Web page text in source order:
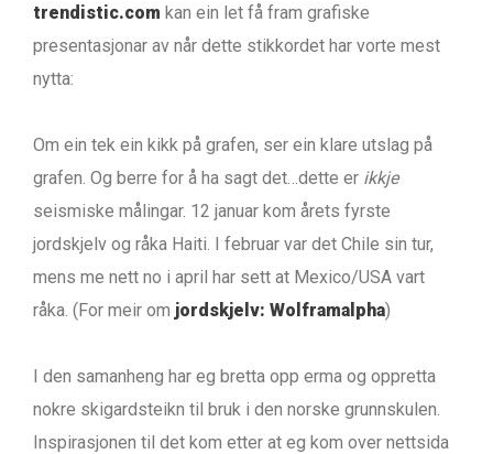
trendistic.com kan ein let få fram grafiske
presentasjonar av når dette stikkordet har vorte mest
nytta:
Om ein tek ein kikk på grafen, ser ein klare utslag på
grafen. Og berre for å ha sagt det…dette er ikkje
seismiske målingar. 12 januar kom årets fyrste
jordskjelv og råka Haiti. I februar var det Chile sin tur,
mens me nett no i april har sett at Mexico/USA vart
råka. (For meir om jordskjelv: Wolframalpha)
I den samanheng har eg bretta opp erma og oppretta
nokre skigardsteikn til bruk i den norske grunnskulen.
Inspirasjonen til det kom etter at eg kom over nettsida